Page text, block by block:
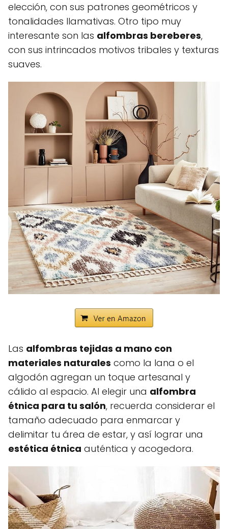
elección, con sus patrones geométricos y
tonalidades llamativas. Otro tipo muy
interesante son las alfombras bereberes,
con sus intrincados motivos tribales y texturas
suaves.
Las alfombras tejidas a mano con
materiales naturales como la lana o el
algodón agregan un toque artesanal y
cálido al espacio. Al elegir una alfombra
étnica para tu salón, recuerda considerar el
tamaño adecuado para enmarcar y
delimitar tu área de estar, y así lograr una
estética étnica auténtica y acogedora.